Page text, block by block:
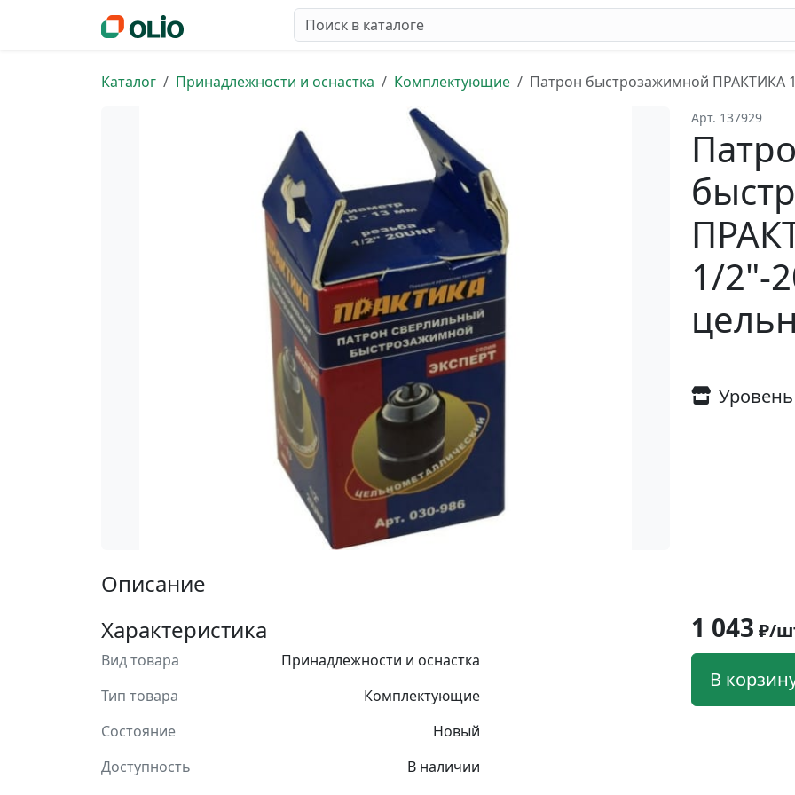
Каталог Принадлежности и оснастка Комплектующие Патрон быстрозажимной ПРАКТИКА
Описание
Характеристика
Вид товара
Принадлежности и оснастка
Тип товара
Комплектующие
Состояние
Новый
Доступность
В наличии
Арт. 137929
1/2"-
1 043 ₽/
В